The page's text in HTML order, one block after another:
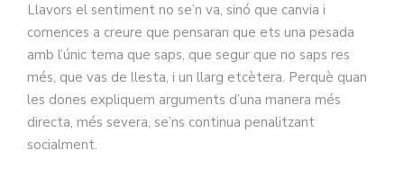
Llavors el sentiment no se’n va, sinó que canvia i
comences a creure que pensaran que ets una pesada
amb l’únic tema que saps, que segur que no saps res
més, que vas de llesta, i un llarg etcètera. Perquè quan
les dones expliquem arguments d’una manera més
directa, més severa, se’ns continua penalitzant
socialment.